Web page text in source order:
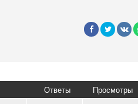
Ответы Просмотры